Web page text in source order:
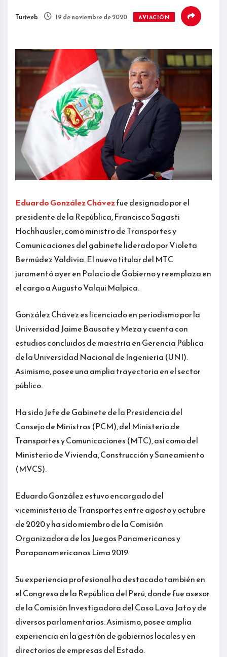
Turiweb 19 de noviembre de 2020 AVIACIÓN
Eduardo González Chávezfue designado por el
presidente de la República, Francisco Sagasti
Hochhausler, como ministro de Transportes y
Comunicaciones del gabinete liderado por Violeta
Bermúdez Valdivia. El nuevo titular del MTC
juramentó ayer en Palacio de Gobierno y reemplaza en
el cargo a Augusto Valqui Malpica.
González Chávez es licenciado en periodismo por la
Universidad Jaime Bausate y Meza y cuenta con
estudios concluidos de maestría en Gerencia Pública
de la Universidad Nacional de Ingeniería (UNI).
Asimismo, posee una amplia trayectoria en el sector
público.
Ha sido Jefe de Gabinete de la Presidencia del
Consejo de Ministros (PCM), del Ministerio de
Transportes y Comunicaciones (MTC), así como del
Ministerio de Vivienda, Construcción y Saneamiento
(MVCS).
Eduardo González estuvo encargado del
viceministerio de Transportes entre agosto y octubre
de 2020 y ha sido miembro de la Comisión
Organizadora de los Juegos Panamericanos y
Parapanamericanos Lima 2019.
Su experiencia profesional ha destacado también en
el Congreso de la República del Perú, donde fue asesor
de la Comisión Investigadora del Caso Lava Jato y de
diversos parlamentarios. Asimismo, posee amplia
experiencia en la gestión de gobiernos locales y en
directorios de empresas del Estado.